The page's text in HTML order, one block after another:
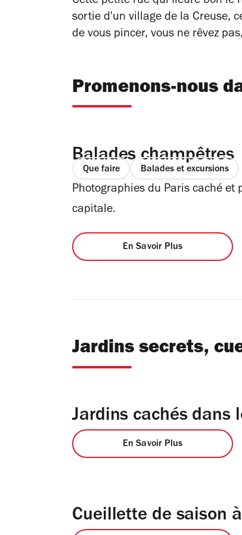
sortie d'un village de la Creuse,
de vous pincer, vous ne rêvez
Promenons-nous
Balades champêtres
Que faire Balades et excursions
Photographies du Paris caché et
capitale.
En Savoir Plus
Jardins secrets,
Jardins cachés dans
En Savoir Plus
Cueillette de saison